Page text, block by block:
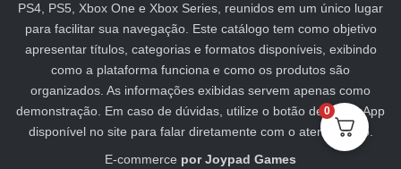
PS4, PS5, Xbox One e Xbox Series, reunidos em um único lugar
para facilitar sua navegação. Este catálogo tem como objetivo
apresentar títulos, categorias e formatos disponíveis, exibindo
como a plataforma funciona e como os produtos são
organizados. As informações exibidas servem apenas como
demonstração. Em caso de dúvidas, utilize o botão de WhatsApp
disponível no site para falar diretamente com o atendimento.
E-commerce porJoypad Games
0